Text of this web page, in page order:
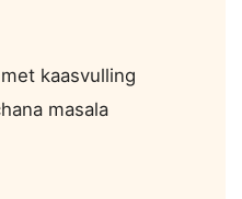
kaasvulling
masala